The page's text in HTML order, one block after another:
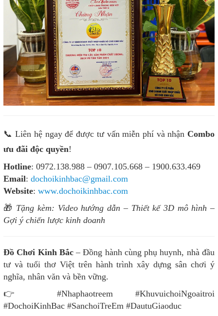
📞 Liên hệ ngay để được tư vấn miễn phí và nhận Combo
ưu đãi độc quyền!
Hotline: 0972.138.988 – 0907.105.668 – 1900.633.469
Email: dochoikinhbac@gmail.com
Website: www.dochoikinhbac.com
🎁 Tặng kèm: Video hướng dẫn – Thiết kế 3D mô hình –
Gợi ý chiến lược kinh doanh
Đồ Chơi Kinh Bắc– Đồng hành cùng phụ huynh, nhà đầu
tư và tuổi thơ Việt trên hành trình xây dựng sân chơi ý
nghĩa, nhân văn và bền vững.
👉 #Nhaphaotreem #KhuvuichoiNgoaitroi
#DochoiKinhBac #SanchoiTreEm #DautuGiaoduc